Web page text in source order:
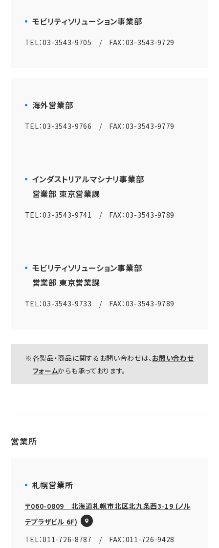
モビリティソリューション事業部
TEL：03-3543-9705 / FAX：03-3543-9729
海外営業部
TEL：03-3543-9766 / FAX：03-3543-9779
インダストリアルマシナリ事業部
営業部 東京営業課
TEL：03-3543-9741 / FAX：03-3543-9789
モビリティソリューション事業部
営業部 東京営業課
TEL：03-3543-9733 / FAX：03-3543-9789
各製品・商品に関するお問い合わせは、 お問い合わせ
フォームからも承っております。
営業所
札幌営業所
〒060-0809 北海道札幌市北区北九条西3-19 (ノル
テプラザビル 6F)
TEL：011-726-8787 / FAX：011-726-9428